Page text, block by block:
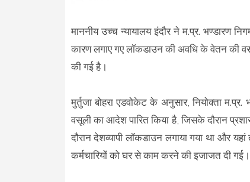
माननीय उच्च न्यायालय इंदौर ने म.प्र. भण्डारण
कारण लगाए गए लॉकडाउन की अवधि के वेतन की
की गई है।
मुर्तुजा बोहरा एडवोकेट के अनुसार, नियोक्ता
वसूली का आदेश पारित किया है, जिसके दौरान
दौरान देशव्यापी लॉकडाउन लगाया गया था और
कर्मचारियों को घर से काम करने की इजाजत दी गई।